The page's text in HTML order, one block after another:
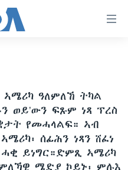
ዓለምለኸ ትካል
ወይ’ውን ፍጹም ነጻ ፕረስ
የመሓላልፍ። ኣብ
ሰፊሕን ነጻን ሸፈነ
ይነግር።ድምጺ ኣሜሪካ
ሜድያ ኮይኑ፡ ምሉእ